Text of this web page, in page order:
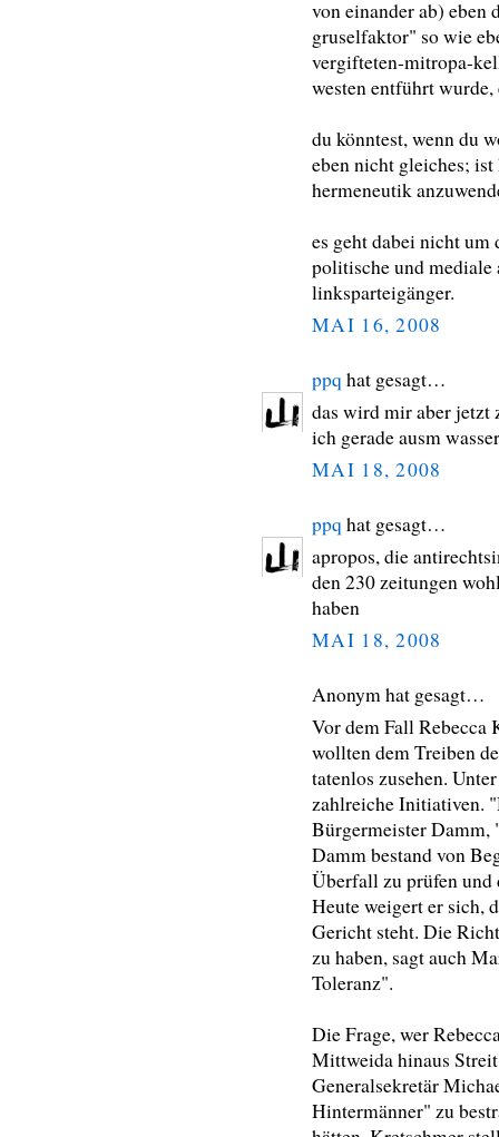
von einander ab)
gruselfaktor" so wie
vergifteten-mitropa-
westen entführt wurde,
du könntest, wenn du
eben nicht gleiches;
hermeneutik
es geht dabei nicht um
politische und mediale
linksparteigänger.
MAI 16, 2008
ppq hat gesagt…
das wird mir aber jetzt
ich gerade ausm
MAI 18, 2008
ppq hat gesagt…
apropos, die
den 230 zeitungen
haben
MAI 18, 2008
Anonym hat gesagt…
Vor dem Fall Rebecca
wollten dem Treiben
tatenlos zusehen.
zahlreiche Initiativen.
Bürgermeister Damm,
Damm bestand von
Überfall zu prüfen
Heute weigert er sich,
Gericht steht. Die
zu haben, sagt auch
Toleranz".
Die Frage, wer
Mittweida hinaus
Generalsekretär
Hintermänner" zu